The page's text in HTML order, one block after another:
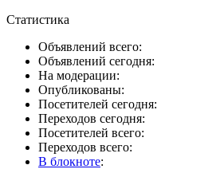
Статистика
Объявлений всего:
Объявлений сегодня:
На модерации:
Опубликованы:
Посетителей сегодня:
Переходов сегодня:
Посетителей всего:
Переходов всего:
В блокноте: